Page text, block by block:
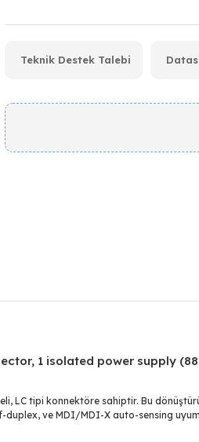
Teknik Destek Talebi
1 isolated power supply
LC tipi konnektöre sahiptir. Bu
ve MDI/MDI-X auto-sensing